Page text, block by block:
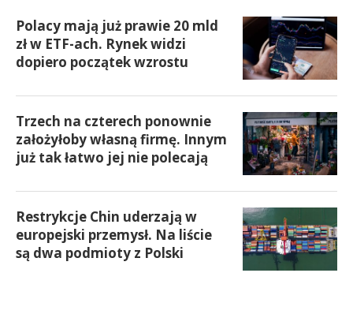
Polacy mają już prawie 20 mld
zł w ETF-ach. Rynek widzi
dopiero początek wzrostu
Trzech na czterech ponownie
założyłoby własną firmę. Innym
już tak łatwo jej nie polecają
Restrykcje Chin uderzają w
europejski przemysł. Na liście
są dwa podmioty z Polski